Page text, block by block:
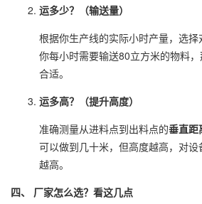
运多少？（输送量）
根据你生产线的实际小时产量，选择
你每小时需要输送80立方米的物料
合适。
运多高？（提升高度）
准确测量从进料点到出料点的垂直距
可以做到几十米，但高度越高，对
越高。
四、 厂家怎么选？看这几点